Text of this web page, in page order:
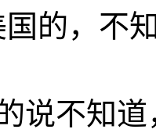
国的，不
说不知